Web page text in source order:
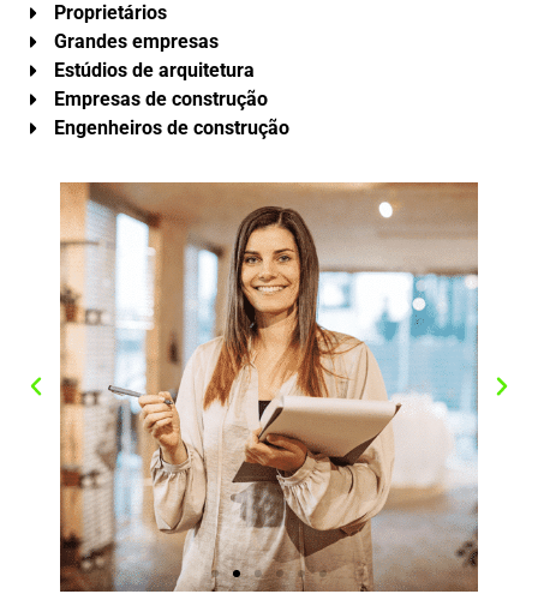
Proprietários
Grandes empresas
Estúdios de arquitetura
Empresas de construção
Engenheiros de construção